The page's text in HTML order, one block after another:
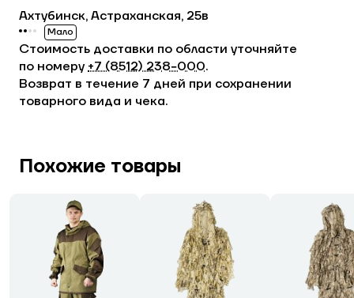
Стоимость доставки по области уточняйте
по номеру +7 (8512) 238−000.
Возврат в течение 7 дней при сохранении
товарного вида и чека.
Ахтубинск, Астраханская, 25в
Мало
Похожие товары